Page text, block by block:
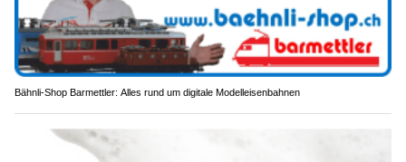
Bähnli-Shop Barmettler: Alles rund um digitale Modelleisenbahnen